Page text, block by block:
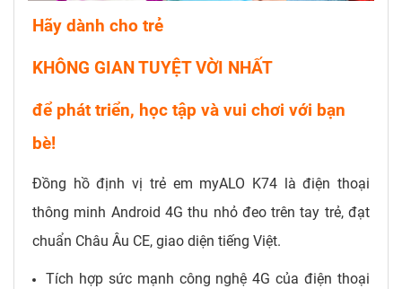
Hãy dành cho trẻ
KHÔNG GIAN TUYỆT VỜI NHẤT
để phát triển, học tập và vui chơi với bạn
bè!
Đồng hồ định vị trẻ em myALO K74 là điện thoại
thông minh Android 4G thu nhỏ đeo trên tay trẻ, đạt
chuẩn Châu Âu CE, giao diện tiếng Việt.
Tích hợp sức mạnh công nghệ 4G của điện thoại